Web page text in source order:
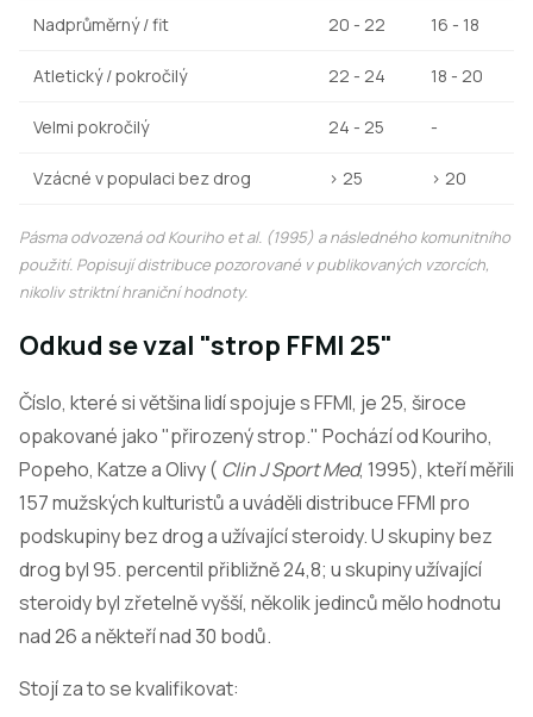
Nadprůměrný / fit 20 - 22 16 - 18
Atletický / pokročilý 22 - 24 18 - 20
Velmi pokročilý 24 - 25 -
Vzácné v populaci bez drog > 25 > 20
Pásma odvozená od Kouriho et al. (1995) a následného komunitního
použití. Popisují distribuce pozorované v publikovaných vzorcích,
nikoliv striktní hraniční hodnoty.
Odkud se vzal "strop FFMI 25"
Číslo, které si většina lidí spojuje s FFMI, je 25, široce
opakované jako "přirozený strop." Pochází od Kouriho,
Popeho, Katze a Olivy ( Clin J Sport Med, 1995), kteří měřili
157 mužských kulturistů a uváděli distribuce FFMI pro
podskupiny bez drog a užívající steroidy. U skupiny bez
drog byl 95. percentil přibližně 24,8; u skupiny užívající
steroidy byl zřetelně vyšší, několik jedinců mělo hodnotu
nad 26 a někteří nad 30 bodů.
Stojí za to se kvalifikovat: